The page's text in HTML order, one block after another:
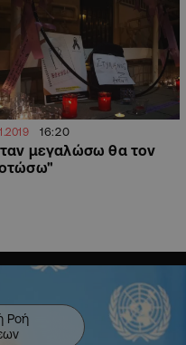
16:20
μεγαλώσω θα τον
Ροή